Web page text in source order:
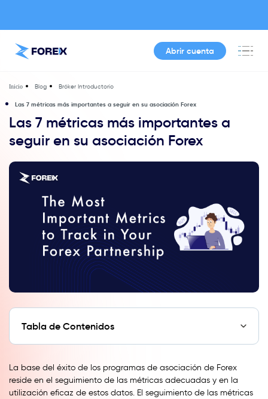
Abrir cuenta
Inicio Blog Bróker Introductorio
Las 7 métricas más importantes a seguir en su asociación Forex
Las 7 métricas más importantes a
seguir en su asociación Forex
Tabla de Contenidos
La base del éxito de los programas de asociación de Forex
reside en el seguimiento de las métricas adecuadas y en la
utilización eficaz de estos datos. El seguimiento de las métricas